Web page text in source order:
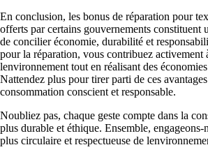
En conclusion, les bonus de réparation pour
offerts par certains gouvernements constituent
de concilier économie, durabilité et
pour la réparation, vous contribuez activement
lenvironnement tout en réalisant des
Nattendez plus pour tirer parti de ces
consommation conscient et responsable.
Noubliez pas, chaque geste compte dans la
plus durable et éthique. Ensemble,
plus circulaire et respectueuse de